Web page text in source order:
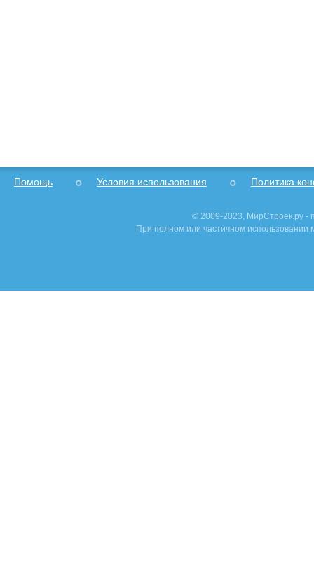
Помощь Условия использования Политика
© 2009-2023, МирСтроек.ру -
При полном или частичном использовании